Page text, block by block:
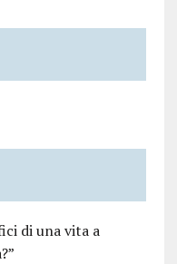
di una vita a